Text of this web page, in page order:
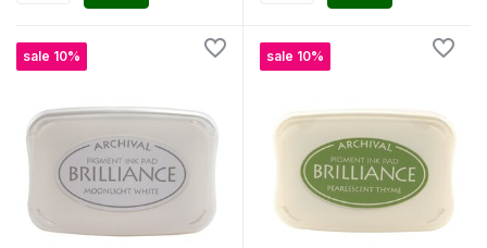
sale 10% sale 10%